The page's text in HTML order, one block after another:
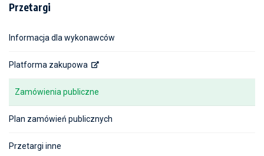
Przetargi
Informacja dla wykonawców
Platforma zakupowa
Zamówienia publiczne
Plan zamówień publicznych
Przetargi inne